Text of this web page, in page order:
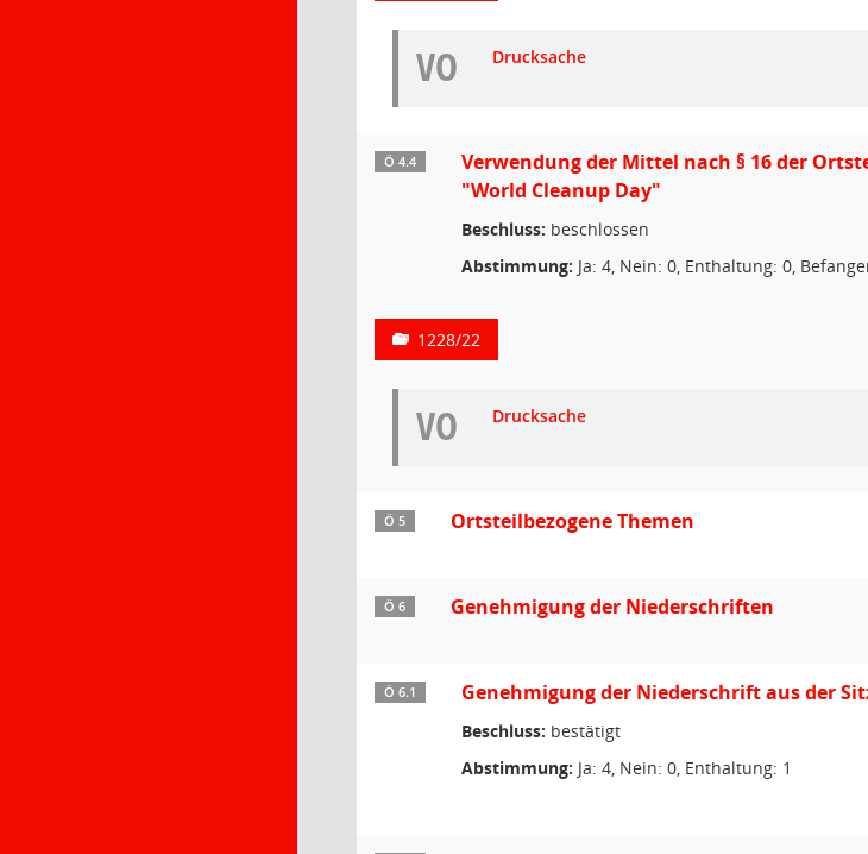
VO Drucksache
Ö 4.4
Verwendung der Mittel nach § 16 der
"World Cleanup Day"
Beschluss: beschlossen
Abstimmung: Ja: 4, Nein: 0, Enthaltung: 0,
1228/22
VO Drucksache
Ö 5 Ortsteilbezogene Themen
Ö 6 Genehmigung der Niederschriften
Ö 6.1 Genehmigung der Niederschrift aus der
Beschluss: bestätigt
Abstimmung: Ja: 4, Nein: 0, Enthaltung: 1